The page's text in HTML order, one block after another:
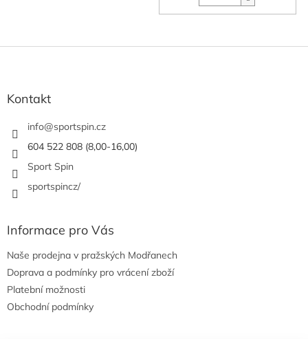
Z
Kontakt
info@sportspin.cz
604 522 808 (8,00-16,00)
Sport Spin
sportspincz/
Informace pro Vás
Naše prodejna v pražských Modřanech
Doprava a podmínky pro vrácení zboží
Platební možnosti
Obchodní podmínky